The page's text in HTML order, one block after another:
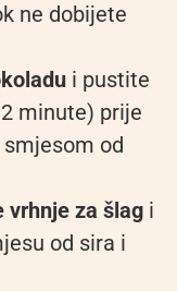
ne dobijete
i pustite
minute) prije
od
vrhnje za šlag i
od sira i